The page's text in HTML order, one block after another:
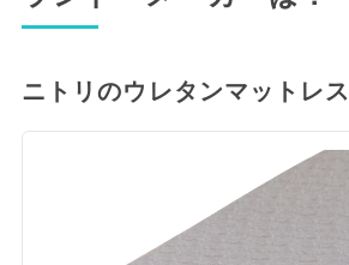
ニトリのウレタンマットレス